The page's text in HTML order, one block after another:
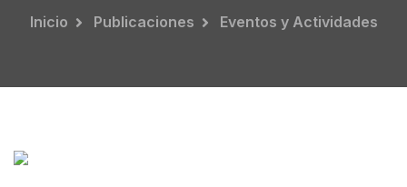
Inicio Publicaciones Eventos y Actividades